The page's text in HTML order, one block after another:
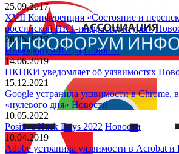
25.09.2017
XVII Конференция «Состояние и
российской ИКТ-инфраструктуры»
26.05.2017
Инфофорум-Югра Новости
14.06.2019
НКЦКИ уведомляет об уязвимостях
15.12.2021
Google устранила уязвимости в Chrome,
«нулевого дня» Новости
10.05.2022
Positive Hack Days 2022 Новости
10.04.2019
Adobe устранила уязвимости в Acrobat и